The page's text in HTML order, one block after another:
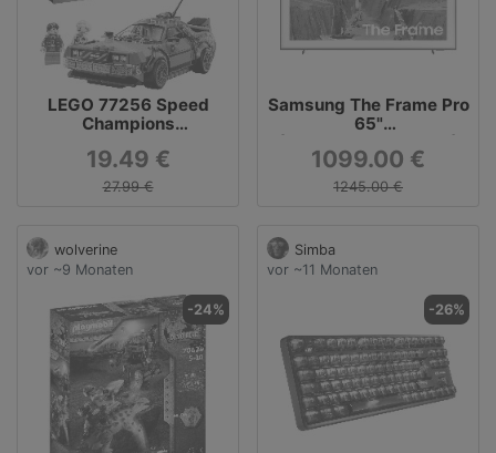
LEGO 77256 Speed
Champions
Zurück in die Zukunft,
Konstruktionsspielzeug
19.49 €
27.99 €
Samsung The Frame Pro
65"
(GQ65LS03FWUXZG)
bei Alternate für 1.099 €
1099.00 €
1245.00 €
wolverine
vor ~9 Monaten
-24%
Simba
vor ~11 Monaten
-26%